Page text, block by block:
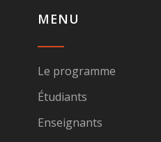
MENU
Le programme
Étudiants
Enseignants